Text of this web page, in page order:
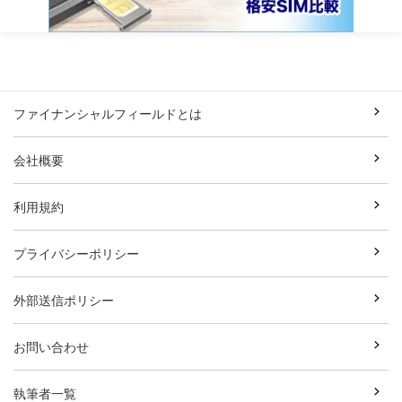
ファイナンシャルフィールドとは
会社概要
利用規約
プライバシーポリシー
外部送信ポリシー
お問い合わせ
執筆者一覧